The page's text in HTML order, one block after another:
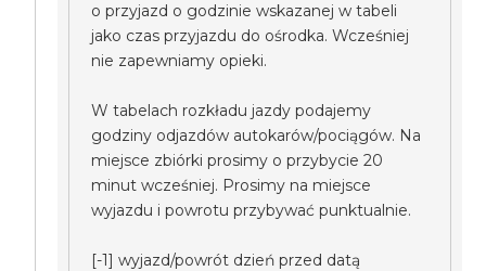
o przyjazd o godzinie wskazanej w tabeli
jako czas przyjazdu do ośrodka. Wcześniej
nie zapewniamy opieki.
W tabelach rozkładu jazdy podajemy
godziny odjazdów autokarów/pociągów. Na
miejsce zbiórki prosimy o przybycie 20
minut wcześniej. Prosimy na miejsce
wyjazdu i powrotu przybywać punktualnie.
[-1] wyjazd/powrót dzień przed datą